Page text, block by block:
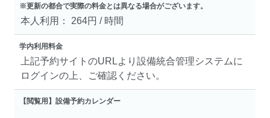
※更新の都合で実際の料金とは異なる場合がございます。
本人利用： 264円 / 時間
学内利用料金
上記予約サイトのURLより設備統合管理システムに
ログインの上、ご確認ください。
【閲覧用】設備予約カレンダー